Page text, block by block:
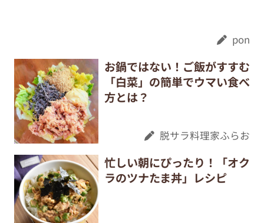
pon
お鍋ではない！ご飯がすすむ
「白菜」の簡単でウマい食べ
方とは？
脱サラ料理家ふらお
忙しい朝にぴったり！「オク
ラのツナたま丼」レシピ